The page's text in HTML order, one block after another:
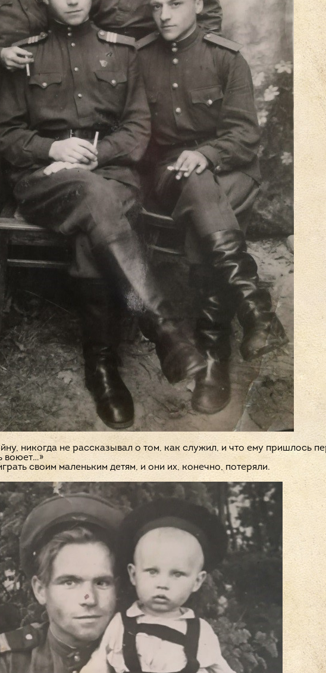
никогда не рассказывал о том, как служил, и что ему пришлось
воюет…»
своим маленьким детям, и они их, конечно, потеряли.